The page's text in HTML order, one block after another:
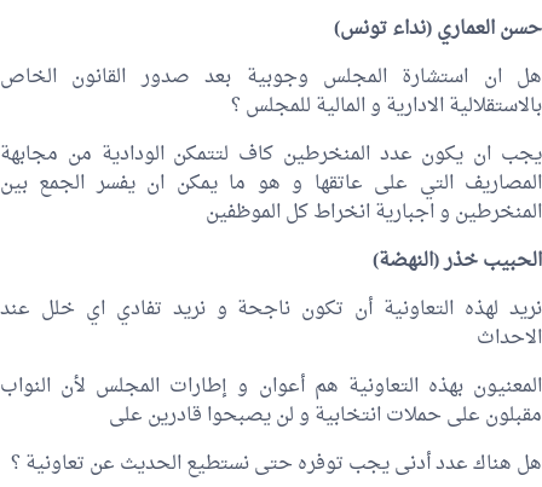
حسن العماري(نداء تونس)
هل ان استشارة المجلس وجوبية بعد صدور القانون الخاص
بالاستقلالية الادارية و المالية للمجلس ؟
يجب ان يكون عدد المنخرطين كاف لتتمكن الودادية من مجابهة
المصاريف التي على عاتقها و هو ما يمكن ان يفسر الجمع بين
المنخرطين و اجبارية انخراط كل الموظفين
الحبيب خذر(النهضة)
نريد لهذه التعاونية أن تكون ناجحة و نريد تفادي اي خلل عند
الاحداث
المعنيون بهذه التعاونية هم أعوان و إطارات المجلس لأن النواب
مقبلون على حملات انتخابية و لن يصبحوا قادرين على
هل هناك عدد أدنى يجب توفره حتى نستطيع الحديث عن تعاونية ؟